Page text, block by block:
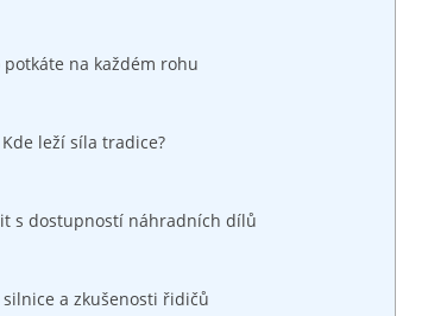
⁤na⁣ každém ‌rohu
leží síla tradice?
s‍ dostupností ⁣náhradních dílů
a zkušenosti ‌řidičů